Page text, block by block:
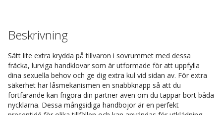
Beskrivning
Sätt lite extra krydda på tillvaron i sovrummet med dessa
fräcka, lurviga handklovar som är utformade för att uppfylla
dina sexuella behov och ge dig extra kul vid sidan av. För extra
säkerhet har låsmekanismen en snabbknapp så att du
fortfarande kan frigöra din partner även om du tappar bort båda
nycklarna. Dessa mångsidiga handbojor är en perfekt